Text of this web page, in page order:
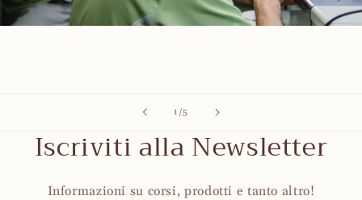
1 /su
5
Iscriviti alla Newsletter
Informazioni su corsi, prodotti e tanto altro!